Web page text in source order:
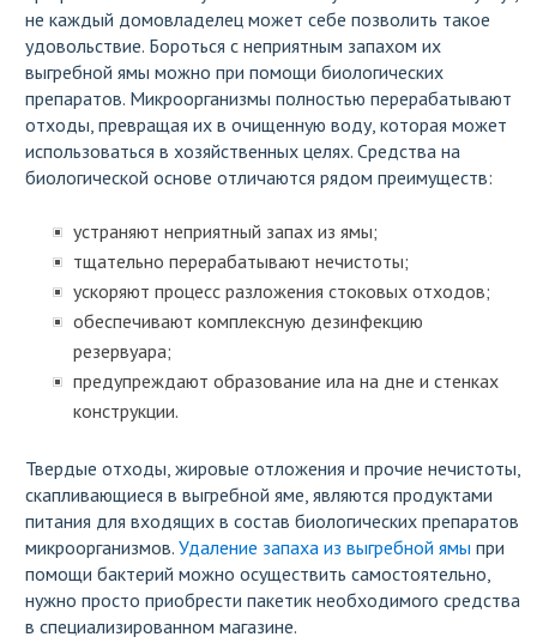
не каждый домовладелец может себе позволить такое
удовольствие. Бороться с неприятным запахом их
выгребной ямы можно при помощи биологических
препаратов. Микроорганизмы полностью перерабатывают
отходы, превращая их в очищенную воду, которая может
использоваться в хозяйственных целях. Средства на
биологической основе отличаются рядом преимуществ:
устраняют неприятный запах из ямы;
тщательно перерабатывают нечистоты;
ускоряют процесс разложения стоковых отходов;
обеспечивают комплексную дезинфекцию
резервуара;
предупреждают образование ила на дне и стенках
конструкции.
Твердые отходы, жировые отложения и прочие нечистоты,
скапливающиеся в выгребной яме, являются продуктами
питания для входящих в состав биологических препаратов
микроорганизмов. Удаление запаха из выгребной ямы при
помощи бактерий можно осуществить самостоятельно,
нужно просто приобрести пакетик необходимого средства
в специализированном магазине.